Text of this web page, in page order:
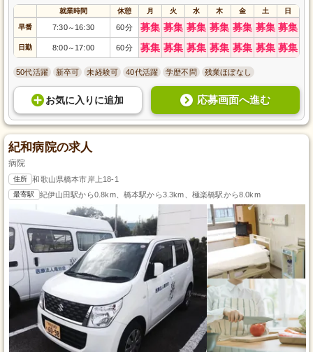
就業時間 休憩 月 火 水 木 金 土 日
早番 7:30～ 16:30 60分 募集 募集 募集 募集 募集 募集 募集
日勤 8:00～ 17:00 60分 募集 募集 募集 募集 募集 募集 募集
50代活躍 新卒可 未経験可 40代活躍 学歴不問 残業ほぼなし
お気に入り に追加 応募画面へ進む
紀和病院の求人
病院
住所 和歌山県橋本市岸上18-1
最寄駅 紀伊山田駅から0.8km、橋本駅から3.3km、極楽橋駅から8.0km